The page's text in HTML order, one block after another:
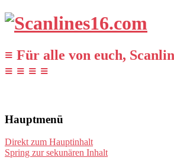
≡ Für alle von euch,
≡ ≡ ≡ ≡
Hauptmenü
Direkt zum Hauptinhalt
Spring zur sekunären Inhalt